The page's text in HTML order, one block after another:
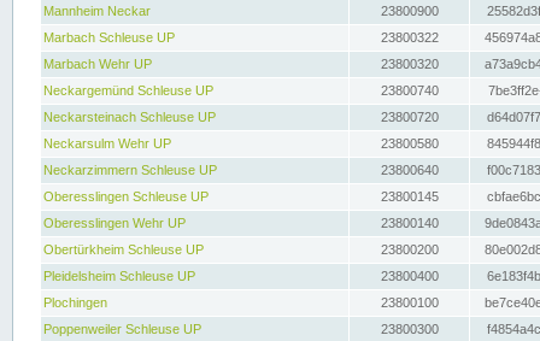
Mannheim Neckar
23800900
Marbach Schleuse UP
23800322
Marbach Wehr UP
23800320
Neckargemünd Schleuse UP
23800740
Neckarsteinach Schleuse UP
23800720
Neckarsulm Wehr UP
23800580
Neckarzimmern Schleuse UP
23800640
Oberesslingen Schleuse UP
23800145
Oberesslingen Wehr UP
23800140
Obertürkheim Schleuse UP
23800200
Pleidelsheim Schleuse UP
23800400
Plochingen
23800100
Poppenweiler Schleuse UP
23800300